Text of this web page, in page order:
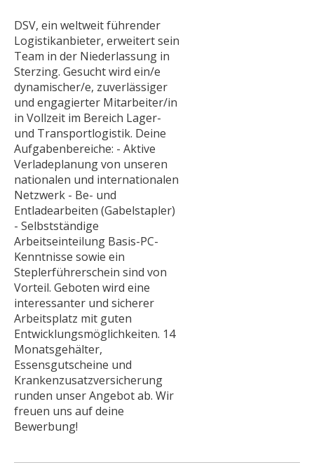
DSV, ein weltweit führender
Logistikanbieter, erweitert sein
Team in der Niederlassung in
Sterzing. Gesucht wird ein/e
dynamischer/e, zuverlässiger
und engagierter Mitarbeiter/in
in Vollzeit im Bereich Lager-
und Transportlogistik. Deine
Aufgabenbereiche: - Aktive
Verladeplanung von unseren
nationalen und internationalen
Netzwerk - Be- und
Entladearbeiten (Gabelstapler)
- Selbstständige
Arbeitseinteilung Basis-PC-
Kenntnisse sowie ein
Steplerführerschein sind von
Vorteil. Geboten wird eine
interessanter und sicherer
Arbeitsplatz mit guten
Entwicklungsmöglichkeiten. 14
Monatsgehälter,
Essensgutscheine und
Krankenzusatzversicherung
runden unser Angebot ab. Wir
freuen uns auf deine
Bewerbung!